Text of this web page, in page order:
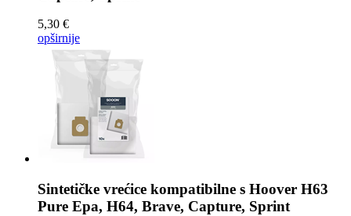
5,30 €
opširnije
Sintetičke vrećice kompatibilne s Hoover H63
Pure Epa, H64, Brave, Capture, Sprint